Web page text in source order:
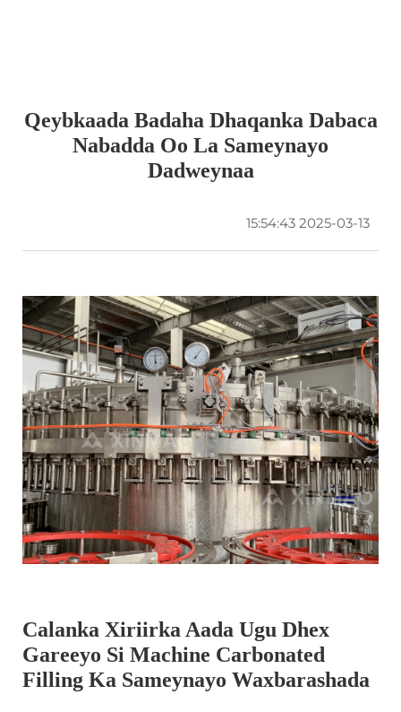
Qeybkaada Badaha Dhaqanka Dabaca
Nabadda Oo La Sameynayo
Dadweynaa
2025-03-13 15:54:43
Calanka Xiriirka Aada Ugu Dhex
Gareeyo Si Machine Carbonated
Filling Ka Sameynayo Waxbarashada